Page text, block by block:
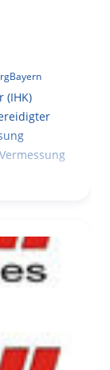
Bayern
(IHK)